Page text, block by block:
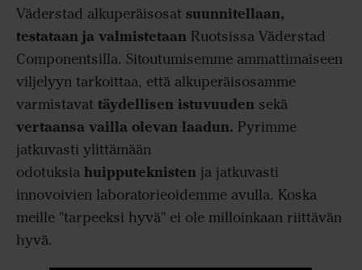
Väderstad alkuperäisosat suunnitellaan,
testataan ja valmistetaan Ruotsissa Väderstad
Componentsilla. Sitoutumisemme ammattimaiseen
viljelyyn tarkoittaa, että alkuperäisosamme
varmistavat täydellisen istuvuuden sekä
vertaansa vailla olevan laadun. Pyrimme
jatkuvasti ylittämään
odotuksia huipputeknisten ja jatkuvasti
innovoivien laboratorieoidemme avulla. Koska
meille "tarpeeksi hyvä" ei ole milloinkaan riittävän
hyvä.